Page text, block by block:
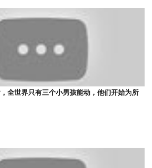
，全世界只有三个小男孩能动，他们开始为所